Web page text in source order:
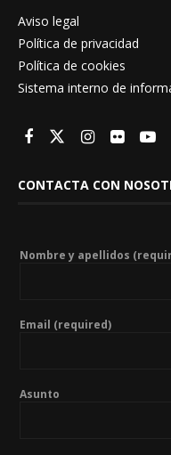
Aviso legal
Política de privacidad
Política de cookies
Sistema interno de
CONTACTA CON
Nombre y apellidos
Email (required)
Asunto